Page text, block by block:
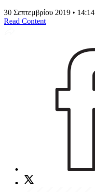
30 Σεπτεμβρίου 2019 • 14:14
Read Content